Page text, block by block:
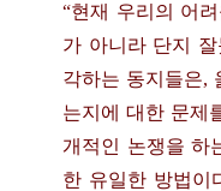
“현재 우리의 어
가 아니라 단지
각하는 동지들은,
는지에 대한 문제
개적인 논쟁을 하
한 유일한 방법이